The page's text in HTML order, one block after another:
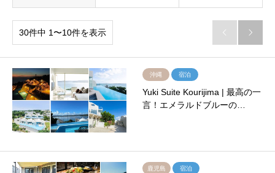
30件中 1〜10件を表示  
沖縄 宿泊
Yuki Suite Kourijima | 最高の一
言！エメラルドブルーの…
鹿児島 宿泊